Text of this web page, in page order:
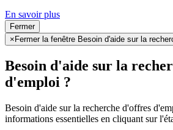
En savoir plus
Fermer
× Fermer la fenêtre Besoin d'aide sur la
Besoin d'aide sur la
d'emploi ?
Besoin d'aide sur la recherche d'offres
informations essentielles en cliquant sur